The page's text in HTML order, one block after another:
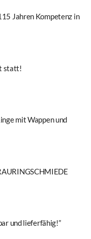
Jahren Kompetenz in
statt!
mit Wappen und
und lieferfähig!”